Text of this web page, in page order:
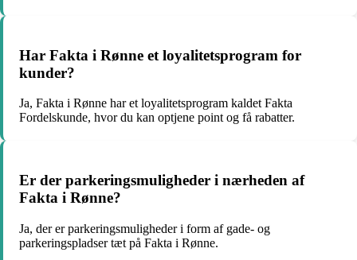
Har Fakta i Rønne et loyalitetsprogram for
kunder?
Ja, Fakta i Rønne har et loyalitetsprogram kaldet Fakta
Fordelskunde, hvor du kan optjene point og få rabatter.
Er der parkeringsmuligheder i nærheden af
Fakta i Rønne?
Ja, der er parkeringsmuligheder i form af gade- og
parkeringspladser tæt på Fakta i Rønne.